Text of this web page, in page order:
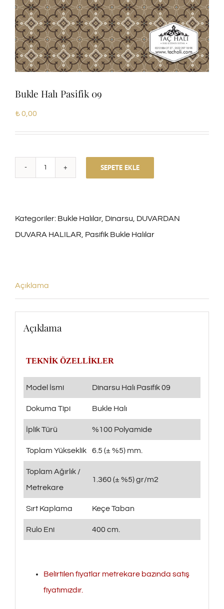
Bukle Halı Pasifik 09
₺0,00
09
adet
SEPETE EKLE
Kategoriler: Bukle Halılar, Dinarsu, DUVARDAN
DUVARA HALILAR, Pasifik Bukle Halılar
Açıklama
Açıklama
TEKNİK ÖZELLİKLER
Model İsmi Dinarsu Halı Pasifik 09
Dokuma Tipi Bukle Halı
İplik Türü %100 Polyamide
Toplam Yükseklik 6.5 (± %5) mm.
Toplam Ağırlık /
Metrekare
1.360 (± %5) gr/m2
Sırt Kaplama Keçe Taban
Rulo Eni 400 cm.
Belirtilen fiyatlar metrekare bazında satış
fiyatımızdır.